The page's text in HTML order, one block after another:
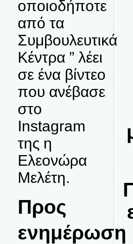
οποιοδήποτε
από τα
Συμβουλευτικά
Κέντρα ” λέει
σε ένα βίντεο
που ανέβασε
στο
Instagram
της η
Ελεονώρα
Μελέτη.
Προς
ενημέρωση